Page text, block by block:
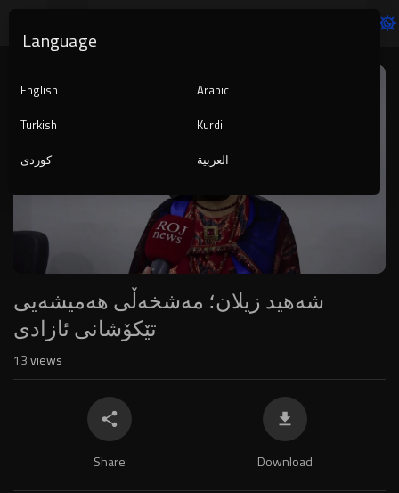
Player
شەهید زیلان؛ مەشخەڵی هەمیشەیی
تێکۆشانی ئازادی
13views
Share Download
Language
English
Arabic
Turkish
Kurdi
کوردی
العربية